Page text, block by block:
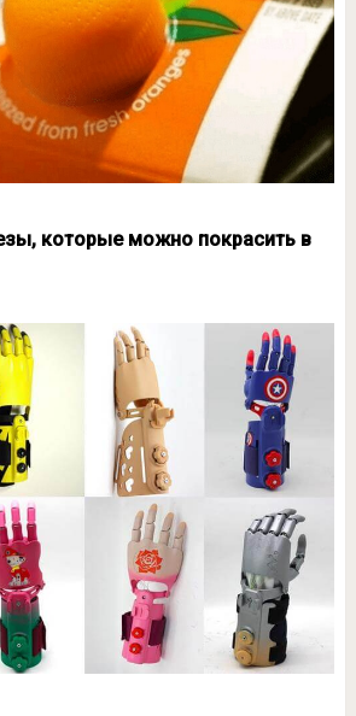
которые можно покрасить в